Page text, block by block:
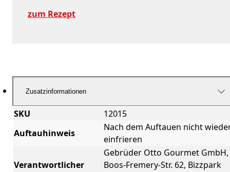
zum Rezept
Zusatzinformationen
SKU
12015
Auftauhinweis
Nach dem Auftauen nicht
einfrieren
Verantwortlicher
Gebrüder Otto Gourmet GmbH,
Boos-Fremery-Str. 62, Bizzpark